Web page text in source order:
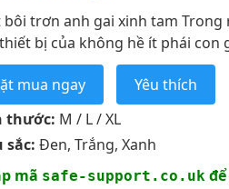
bôi trơn anh gai xinh tam
bị của không hề ít phái con
mua ngay
Yêu thích
thước: M / L / XL
sắc: Đen, Trắng, Xanh
mã safe-support.co.ukđể